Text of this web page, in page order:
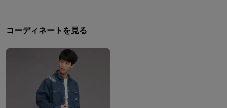
コーディネートを見る